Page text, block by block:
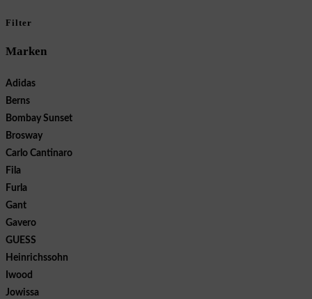
Filter
Marken
Adidas
Berns
Bombay Sunset
Brosway
Carlo Cantinaro
Fila
Furla
Gant
Gavero
GUESS
Heinrichssohn
Iwood
Jowissa